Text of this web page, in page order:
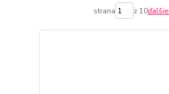
strana z 10ďalšie